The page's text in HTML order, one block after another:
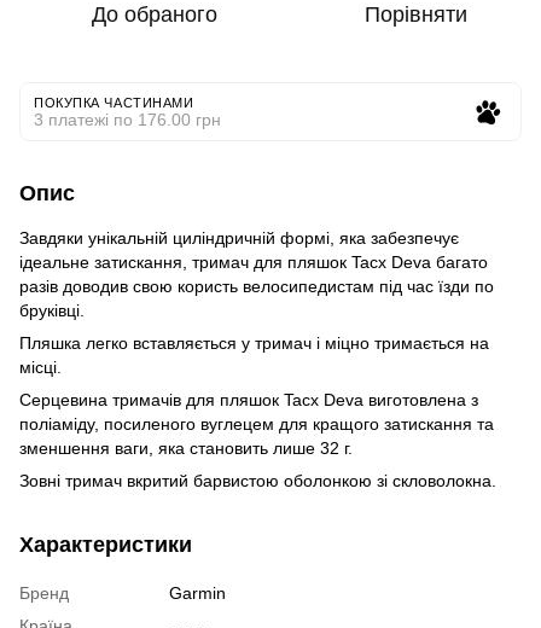
До обраного Порівняти
ПОКУПКА ЧАСТИНАМИ
3 платежі по 176.00 грн
Опис
Завдяки унікальній циліндричній формі, яка забезпечує
ідеальне затискання, тримач для пляшок Tacx Deva багато
разів доводив свою користь велосипедистам під час їзди по
бруківці.
Пляшка легко вставляється у тримач і міцно тримається на
місці.
Серцевина тримачів для пляшок Tacx Deva виготовлена з
поліаміду, посиленого вуглецем для кращого затискання та
зменшення ваги, яка становить лише 32 г.
Зовні тримач вкритий барвистою оболонкою зі скловолокна.
Характеристики
Бренд
Garmin